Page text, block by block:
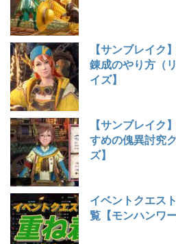
【サンブレイク
錬成のやり方（
イズ】
【サンブレイク
すめの傀異討究
ズ】
イベントクエス
覧【モンハンワ